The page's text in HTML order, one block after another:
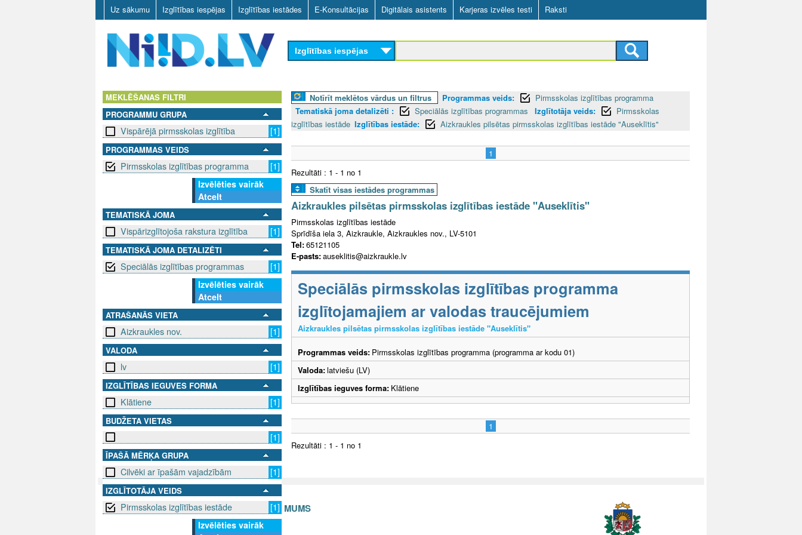
Skip
to
main
content
Uz sākumu Izglītības iespējas Izglītības iestādes E-Konsultācijas Digitālais asistents Karjeras izvēles testi Raksti
D
V
Izglītības iespējas
MEKLĒŠANAS FILTRI
PROGRAMMU GRUPA
Vispārējā pirmsskolas izglītība [1]
PROGRAMMAS VEIDS
Pirmsskolas izglītības programma
[1]
Izvēlēties vairāk
Atcelt
TEMATISKĀ JOMA
Vispārizglītojoša rakstura izglītība [1]
TEMATISKĀ JOMA DETALIZĒTI
Speciālās izglītības programmas
[1]
Izvēlēties vairāk
Atcelt
ATRAŠANĀS VIETA
Aizkraukles nov. [1]
VALODA
lv [1]
IZGLĪTĪBAS IEGUVES FORMA
Klātiene [1]
BUDŽETA VIETAS
[1]
ĪPAŠĀ MĒRĶA GRUPA
Cilvēki ar īpašām vajadzībām [1]
IZGLĪTOTĀJA VEIDS
Pirmsskolas izglītības iestāde
[1]
Izvēlēties vairāk
Notīrīt meklētos vārdus un filtrus Programmas veids:
Pirmsskolas izglītības programma
Tematiskā joma detalizēti :
Speciālās izglītības programmas Izglītotāja veids:
Pirmsskolas
izglītības iestāde Izglītības iestāde: Aizkraukles pilsētas pirmsskolas izglītības iestāde "Auseklītis"
1
Rezultāti : 1 - 1 no 1
Skatīt visas iestādes programmas
Aizkraukles pilsētas pirmsskolas izglītības iestāde "Auseklītis"
Pirmsskolas izglītības iestāde
Sprīdīša iela 3, Aizkraukle, Aizkraukles nov., LV-5101
Tel:65121105
E-pasts:auseklitis@aizkraukle.lv
Speciālās pirmsskolas izglītības programma
izglītojamajiem ar valodas traucējumiem
Aizkraukles pilsētas pirmsskolas izglītības iestāde "Auseklītis"
Programmas veids: Pirmsskolas izglītības programma (programma ar kodu 01)
Valoda:latviešu (LV)
Izglītības ieguves forma: Klātiene
1
Rezultāti : 1 - 1 no 1
SEKO MUMS SAZINIES AR MUMS